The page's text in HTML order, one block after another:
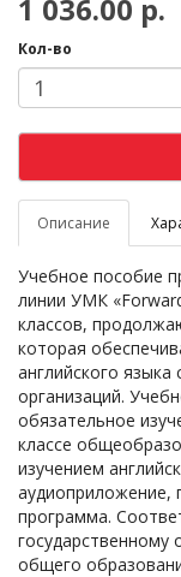
1 036.00 р.
Кол-во
Описание
Учебное пособие
линии УМК
классов,
которая
английского
организаций.
обязательное
классе
изучением
аудиоприложение,
программа.
государственному
общего